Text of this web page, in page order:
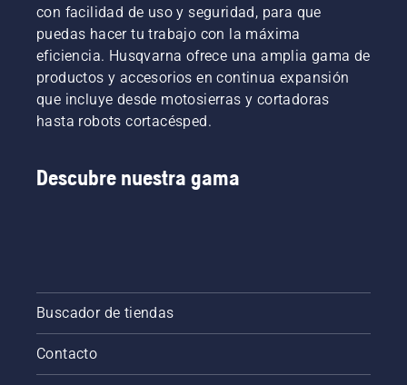
con facilidad de uso y seguridad, para que
puedas hacer tu trabajo con la máxima
eficiencia. Husqvarna ofrece una amplia gama de
productos y accesorios en continua expansión
que incluye desde motosierras y cortadoras
hasta robots cortacésped.
Descubre nuestra gama
Buscador de tiendas
Contacto